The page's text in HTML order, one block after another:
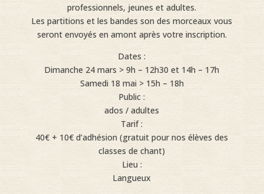
professionnels, jeunes et adultes.
Les partitions et les bandes son des morceaux vous
seront envoyés en amont après votre inscription.
Dates :
Dimanche 24 mars > 9h – 12h30 et 14h – 17h
Samedi 18 mai > 15h – 18h
Public :
ados / adultes
Tarif :
40€ + 10€ d’adhésion (gratuit pour nos élèves des
classes de chant)
Lieu :
Langueux